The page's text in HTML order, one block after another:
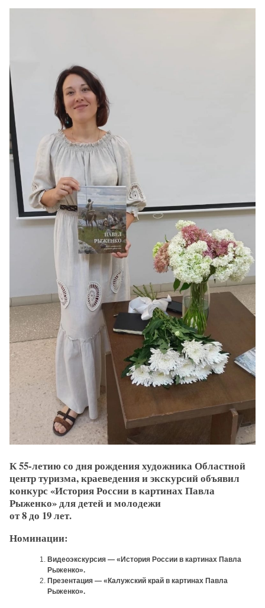
К 55-летию со дня рождения художника Областной
центр туризма, краеведения и экскурсий объявил
конкурс «История России в картинах Павла
Рыженко» для детей и молодежи
от 8 до 19 лет.
Номинации:
Видеоэкскурсия — «История России в картинах Павла
Рыженко».
Презентация — «Калужский край в картинах Павла
Рыженко».